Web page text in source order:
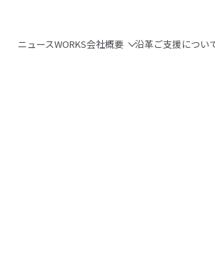
ニュースWORKS会社概要 沿革ご支援につい